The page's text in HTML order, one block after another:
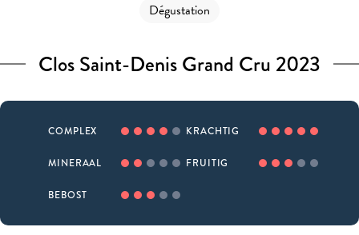
Dégustation
Clos Saint-Denis Grand Cru 2023
COMPLEX KRACHTIG
MINERAAL FRUITIG
BEBOST